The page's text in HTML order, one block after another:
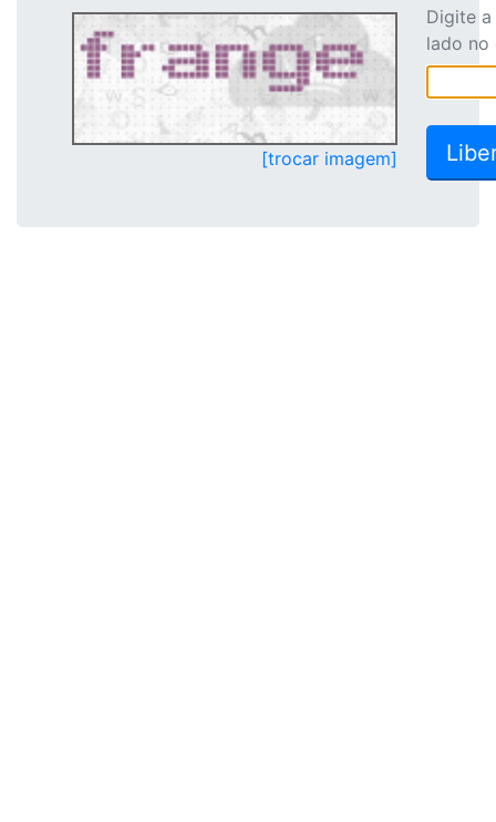
[trocar imagem]
Digite
lado no